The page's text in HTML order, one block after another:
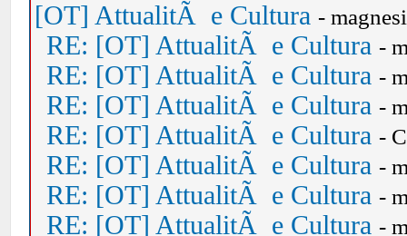
[OT] AttualitÃ e Cultura -
RE: [OT] AttualitÃ e Cultura -
RE: [OT] AttualitÃ e Cultura -
RE: [OT] AttualitÃ e Cultura -
RE: [OT] AttualitÃ e Cultura -
RE: [OT] AttualitÃ e Cultura -
RE: [OT] AttualitÃ e Cultura -
RE: [OT] AttualitÃ e Cultura -